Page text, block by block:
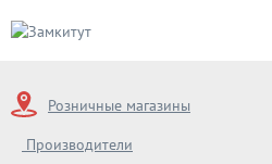
Розничные магазины
Производители